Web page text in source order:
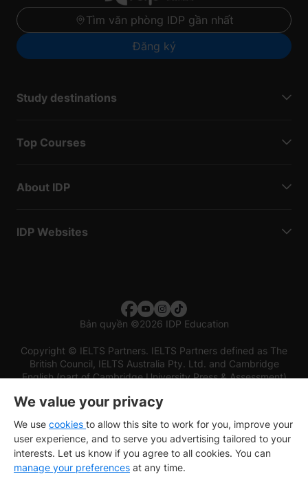
Tìm văn phòng IDP gần nhất
Đăng ký
Study destinations
Top Courses
About IDP
IDP Websites
Bản quyền ©2026 IDP Education
Copyright © IELTS Partners. IELTS Partners defined as The
British Council, IELTS Australia Pty. Ltd. and Cambridge
English (part of Cambridge University Press & Assessment)
Các nhà đầu tư
Điều khoản sử dụng
We value your privacy
We use cookies to allow this site to work for you, improve your
user experience, and to serve you advertising tailored to your
interests. Let us know if you agree to all cookies. You can
manage your preferences at any time.